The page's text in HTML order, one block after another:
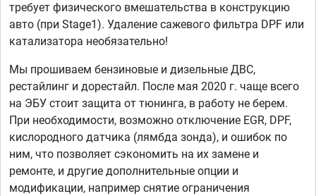
требует физического вмешательства в конструкцию
авто (при Stage1). Удаление сажевого фильтра DPF или
катализатора необязательно!
Мы прошиваем бензиновые и дизельные ДВС,
рестайлинг и дорестайл. После мая 2020 г. чаще всего
на ЭБУ стоит защита от тюнинга, в работу не берем.
При необходимости, возможно отключение EGR, DPF,
кислородного датчика (лямбда зонда), и ошибок по
ним, что позволяет сэкономить на их замене и
ремонте, и другие дополнительные опции и
модификации, например снятие ограничения